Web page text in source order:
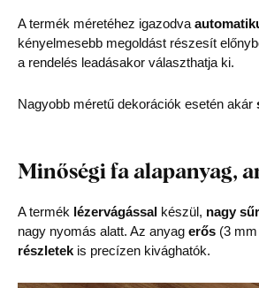
A termék méretéhez igazodva
kényelmesebb megoldást részesít
a rendelés leadásakor választhatja ki.
Nagyobb méretű dekorációk esetén akár
Minőségi fa alapanyag,
A termék lézervágással készül, nagy
nagy nyomás alatt. Az anyag erős (3
részletek is precízen kivághatók.